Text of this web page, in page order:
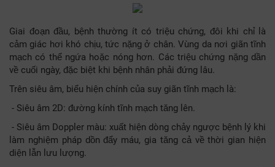
Giai đoạn đầu, bệnh thường ít có triệu chứng, đôi khi chỉ là
cảm giác hơi khó chịu, tức nặng ở chân. Vùng da nơi giãn tĩnh
mạch có thể ngứa hoặc nóng hơn. Các triệu chứng nặng dần
về cuối ngày, đặc biệt khi bệnh nhân phải đứng lâu.
Trên siêu âm, biểu hiện chính của suy giãn tĩnh mạch là:
- Siêu âm 2D: đường kính tĩnh mạch tăng lên.
- Siêu âm Doppler màu: xuất hiện dòng chảy ngược bệnh lý khi
làm nghiệm pháp dồn đẩy máu, gia tăng cả về thời gian hiện
diện lẫn lưu lượng.